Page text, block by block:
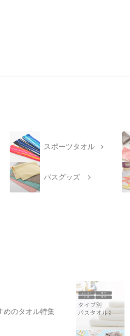
スポーツタオル
バスグッズ
めのタオル特集